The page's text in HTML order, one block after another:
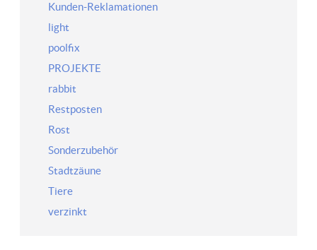
Kunden-Reklamationen
light
poolfix
PROJEKTE
rabbit
Restposten
Rost
Sonderzubehör
Stadtzäune
Tiere
verzinkt